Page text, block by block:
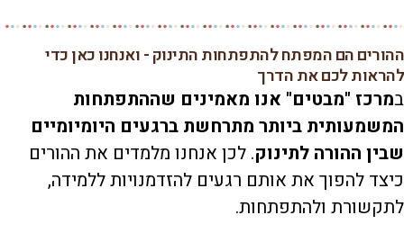
ההורים הם המפתח להתפתחות התינוק - ואנחנו כאן כדי
להראות לכם את הדרך
במרכז "מבטים" אנו מאמינים שההתפתחות
המשמעותית ביותר מתרחשת ברגעים היומיומיים
שבין ההורה לתינוק. לכן אנחנו מלמדים את ההורים
כיצד להפוך את אותם רגעים להזדמנויות ללמידה,
לתקשורת ולהתפתחות.